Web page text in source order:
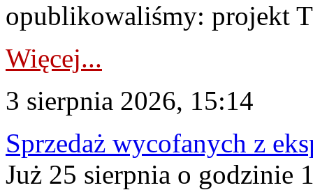
opublikowaliśmy: projekt
Więcej...
3 sierpnia 2026, 15:14
Sprzedaż wycofanych z
Już 25 sierpnia o godzinie